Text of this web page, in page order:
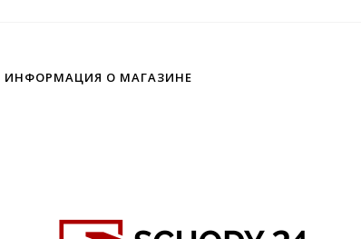
ИНФОРМАЦИЯ О МАГАЗИНЕ